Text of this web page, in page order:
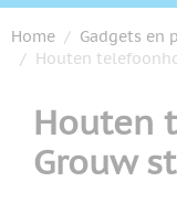
Home / Gadgets en
/ Houten
Houten
Grouw